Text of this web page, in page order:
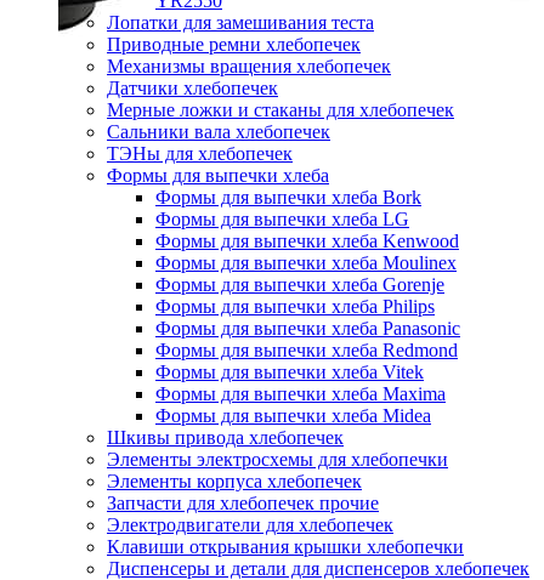
Лопатки для замешивания теста
Приводные ремни хлебопечек
Механизмы вращения хлебопечек
Датчики хлебопечек
Мерные ложки и стаканы для хлебопечек
Сальники вала хлебопечек
ТЭНы для хлебопечек
Формы для выпечки хлеба
Формы для выпечки хлеба Bork
Формы для выпечки хлеба LG
Формы для выпечки хлеба Kenwood
Формы для выпечки хлеба Moulinex
Формы для выпечки хлеба Gorenje
Формы для выпечки хлеба Philips
Формы для выпечки хлеба Panasonic
Формы для выпечки хлеба Redmond
Формы для выпечки хлеба Vitek
Формы для выпечки хлеба Maxima
Формы для выпечки хлеба Midea
Шкивы привода хлебопечек
Элементы электросхемы для хлебопечки
Элементы корпуса хлебопечек
Запчасти для хлебопечек прочие
Электродвигатели для хлебопечек
Клавиши открывания крышки хлебопечки
Диспенсеры и детали для диспенсеров хлебопечек